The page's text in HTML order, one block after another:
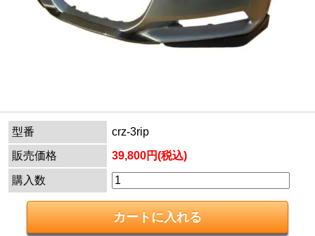
型番
crz-3rip
販売価格
39,800円(税込)
購入数